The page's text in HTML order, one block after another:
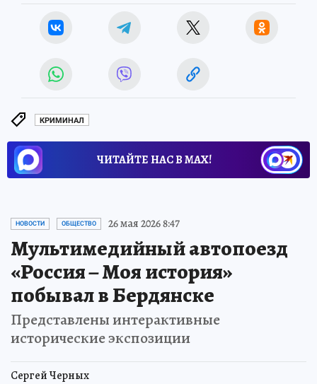
КРИМИНАЛ
ЧИТАЙТЕ НАС В МАХ!
НОВОСТИ ОБЩЕСТВО 26 мая 2026 8:47
Мультимедийный автопоезд
«Россия – Моя история»
побывал в Бердянске
Представлены интерактивные
исторические экспозиции
Сергей Черных